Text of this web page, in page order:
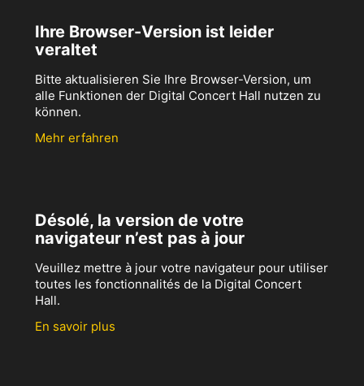
Ihre Browser-Version ist leider
veraltet
Bitte aktualisieren Sie Ihre Browser-Version, um
alle Funktionen der Digital Concert Hall nutzen zu
können.
Mehr erfahren
Désolé, la version de votre
navigateur n’est pas à jour
Veuillez mettre à jour votre navigateur pour utiliser
toutes les fonctionnalités de la Digital Concert
Hall.
En savoir plus